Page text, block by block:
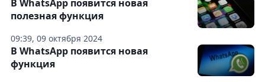
09:39, 09 октября 2024
В WhatsApp появится новая
полезная функция
В WhatsApp появится новая
функция